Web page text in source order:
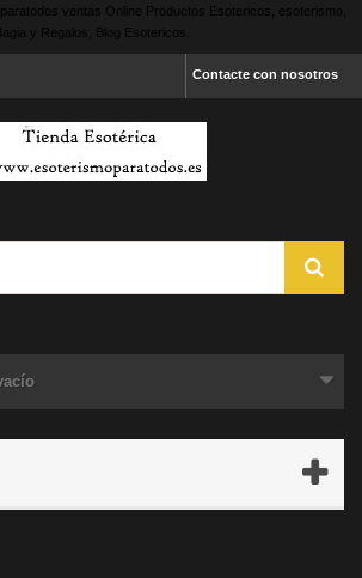
ventas Online Productos Esotericos, esoterismo,
y Regalos, Blog Esotericos.
Contacte con nosotros